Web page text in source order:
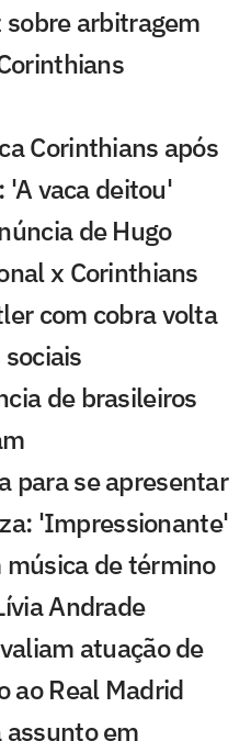
sobre arbitragem
Corinthians após
vaca deitou'
de Hugo
x Corinthians
com cobra volta
de brasileiros
para se apresentar
'Impressionante'
música de término
Andrade
atuação de
ao Real Madrid
assunto em